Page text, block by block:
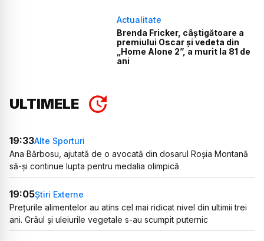
Actualitate
Brenda Fricker, câștigătoare a
premiului Oscar și vedeta din
„Home Alone 2”, a murit la 81 de
ani
ULTIMELE
19:33Alte Sporturi
Ana Bărbosu, ajutată de o avocată din dosarul Roșia Montană
să-și continue lupta pentru medalia olimpică
19:05Știri Externe
Prețurile alimentelor au atins cel mai ridicat nivel din ultimii trei
ani. Grâul și uleiurile vegetale s-au scumpit puternic